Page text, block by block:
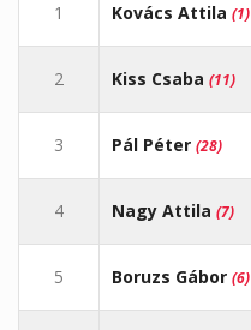
1 Kovács Attila (1)
2 Kiss Csaba (11)
3 Pál Péter (28)
4 Nagy Attila (7)
5 Boruzs Gábor (6)